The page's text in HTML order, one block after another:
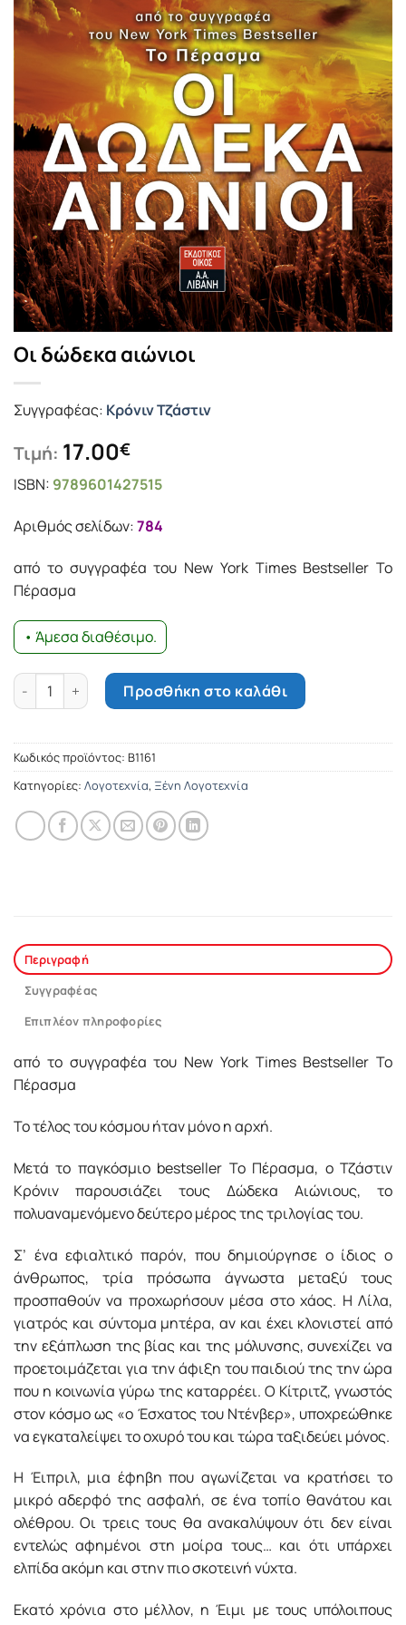
Οι δώδεκα αιώνιοι
Συγγραφέας: Κρόνιν Τζάστιν
Τιμή: 17.00€
ISBN: 9789601427515
Αριθμός σελίδων:784
από το συγγραφέα του Νew York Times Bestseller To
Πέρασµα
• Άμεσα διαθέσιμο.
Οι δώδεκα αιώνιοι ποσότηταΠροσθήκη στο καλάθι
Κωδικός προϊόντος: Β1161
Κατηγορίες: Λογοτεχνία, Ξένη Λογοτεχνία
Περιγραφή
Συγγραφέας
Επιπλέον πληροφορίες
από το συγγραφέα του Νew York Times Bestseller To
Πέρασµα
Το τέλος του κόσμου ήταν μόνο η αρχή.
Μετά το παγκόσμιο bestseller Το Πέρασμα, ο Τζάστιν
Κρόνιν παρουσιάζει τους Δώδεκα Αιώνιους, το
πολυαναμενόμενο δεύτερο μέρος της τριλογίας του.
Σ’ ένα εφιαλτικό παρόν, που δημιούργησε ο ίδιος ο
άνθρωπος, τρία πρόσωπα άγνωστα μεταξύ τους
προσπαθούν να προχωρήσουν μέσα στο χάος. Η Λίλα,
γιατρός και σύντομα μητέρα, αν και έχει κλονιστεί από
την εξάπλωση της βίας και της μόλυνσης, συνεχίζει να
προετοιμάζεται για την άφιξη του παιδιού της την ώρα
που η κοινωνία γύρω της καταρρέει. Ο Κίτριτζ, γνωστός
στον κόσμο ως «ο Έσχατος του Ντένβερ», υποχρεώθηκε
να εγκαταλείψει το οχυρό του και τώρα ταξιδεύει μόνος.
Η Έιπριλ, μια έφηβη που αγωνίζεται να κρατήσει το
μικρό αδερφό της ασφαλή, σε ένα τοπίο θανάτου και
ολέθρου. Οι τρεις τους θα ανακαλύψουν ότι δεν είναι
εντελώς αφημένοι στη μοίρα τους… και ότι υπάρχει
ελπίδα ακόμη και στην πιο σκοτεινή νύχτα.
Εκατό χρόνια στο μέλλον, η Έιμι με τους υπόλοιπους